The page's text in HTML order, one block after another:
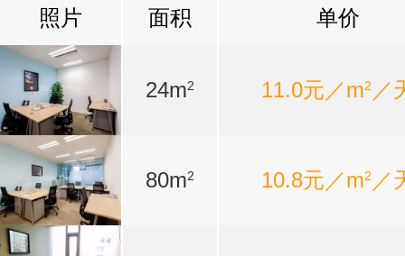
照片 面积 单价
24m2 11.0元／m2 ／
80m2 10.8元／m2 ／